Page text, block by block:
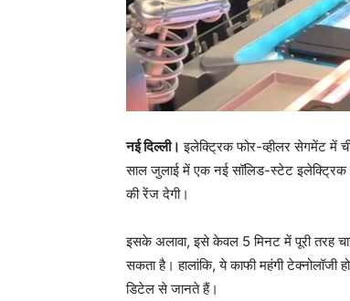
नई दिल्ली। इलेक्ट्रिक फोर-व्हीलर सेगमेंट में
साल जुलाई में एक नई सॉलिड-स्टेट इलेक्ट्रिक
की रेंज देगी।
इसके अलावा, इसे केवल 5 मिनट में पूरी तरह
सकता है। हालांकि, ये काफी महंगी
डिटेल से जानते हैं।